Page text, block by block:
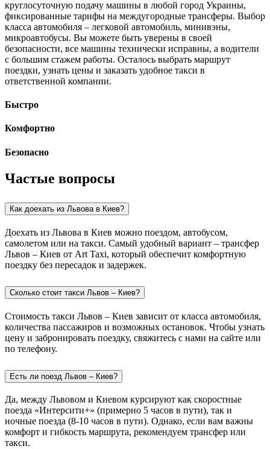
круглосуточную подачу машины в любой город Украины,
фиксированные тарифы на междугородные трансферы. Выбор
класса автомобиля – легковой автомобиль, минивэны,
микроавтобусы. Вы можете быть уверены в своей
безопасности, все машины технически исправны, а водители
с большим стажем работы. Осталось выбрать маршрут
поездки, узнать цены и заказать удобное такси в
ответственной компании.
Быстро
Комфортно
Безопасно
Частые вопросы
Как доехать из Львова в Киев?
Доехать из Львова в Киев можно поездом, автобусом,
самолетом или на такси. Самый удобный вариант – трансфер
Львов – Киев от Art Taxi, который обеспечит комфортную
поездку без пересадок и задержек.
Сколько стоит такси Львов – Киев?
Стоимость такси Львов – Киев зависит от класса автомобиля,
количества пассажиров и возможных остановок. Чтобы узнать
цену и забронировать поездку, свяжитесь с нами на сайте или
по телефону.
Есть ли поезд Львов – Киев?
Да, между Львовом и Киевом курсируют как скоростные
поезда «Интерсити+» (примерно 5 часов в пути), так и
ночные поезда (8-10 часов в пути). Однако, если вам важны
комфорт и гибкость маршрута, рекомендуем трансфер или
такси.